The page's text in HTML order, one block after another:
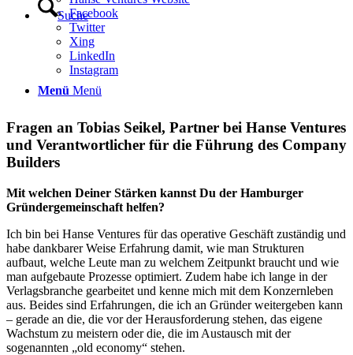
Suche
Menü Menü
Facebook
Twitter
Xing
LinkedIn
Instagram
Fragen an Tobias Seikel, Partner bei Hanse Ventures
und Verantwortlicher für die Führung des Company
Builders
Mit welchen Deiner Stärken kannst Du der Hamburger
Gründergemeinschaft helfen?
Ich bin bei Hanse Ventures für das operative Geschäft zuständig und
habe dankbarer Weise Erfahrung damit, wie man Strukturen
aufbaut, welche Leute man zu welchem Zeitpunkt braucht und wie
man aufgebaute Prozesse optimiert. Zudem habe ich lange in der
Verlagsbranche gearbeitet und kenne mich mit dem Konzernleben
aus. Beides sind Erfahrungen, die ich an Gründer weitergeben kann
– gerade an die, die vor der Herausforderung stehen, das eigene
Wachstum zu meistern oder die, die im Austausch mit der
sogenannten „old economy“ stehen.